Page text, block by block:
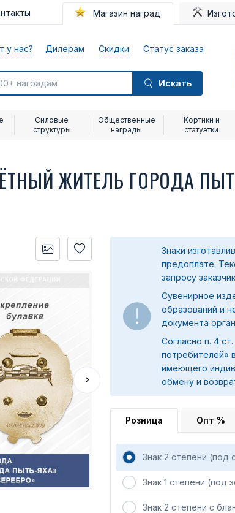
Магазин наград
у нас? Дилерам Скидки Статус заказа
Искать
Силовые
структуры
Общественные
награды
Кортики и
статуэтки
ЖИТЕЛЬ ГОРОДА
Знаки
предоплате.
запросу
Сувенирное
образований и
документа
Согласно п. 4
потребителей»
имеющего
обмену и
Розница Опт %
Знак 2 степени (под
Знак 1 степени (под
Знак 2 степени с